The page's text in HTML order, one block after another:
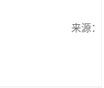
来源：